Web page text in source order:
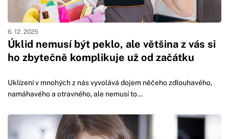
Úklid nemusí být peklo, ale většina z vás si
ho zbytečně komplikuje už od začátku
6. 12. 2025
Uklízení v mnohých z nás vyvolává dojem něčeho zdlouhavého,
namáhavého a otravného, ale nemusí to...